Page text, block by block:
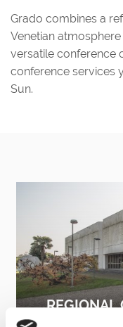
Grado combines a
Venetian
versatile conference
conference services
Sun.
REGIONAL